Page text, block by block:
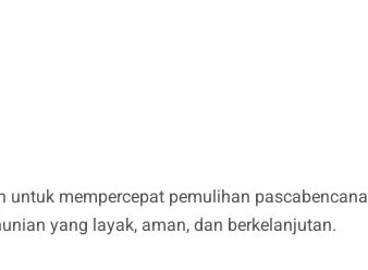
mempercepat pemulihan pascabencana
yang layak, aman, dan berkelanjutan.